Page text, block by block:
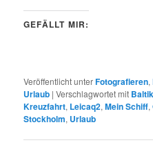
GEFÄLLT MIR:
Veröffentlicht unterFotografieren,
Urlaub |Verschlagwortet mit
Kreuzfahrt, Leicaq2,Mein Schiff,
Stockholm, Urlaub